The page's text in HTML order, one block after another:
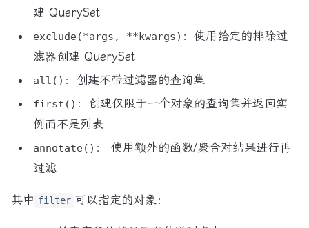
建 QuerySet
exclude(*args, **kwargs) ：使用给定的排除过
滤器创建 QuerySet
all() ：创建不带过滤器的查询集
first() ：创建仅限于一个对象的查询集并返回实
例而不是列表
annotate() ： 使用额外的函数/聚合对结果进行再
过滤
其中 filter 可以指定的对象：